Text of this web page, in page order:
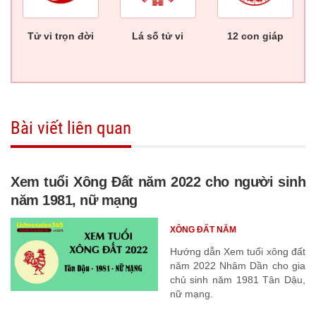
Tử vi trọn đời Lá số tử vi 12 con giáp
Bài viết liên quan
Xem tuổi Xông Đất năm 2022 cho người sinh
năm 1981, nữ mạng
Hướng dẫn Xem tuổi xông đất
năm 2022 Nhâm Dần cho gia
chủ sinh năm 1981 Tân Dậu,
nữ mạng.
XÔNG ĐẤT NĂM